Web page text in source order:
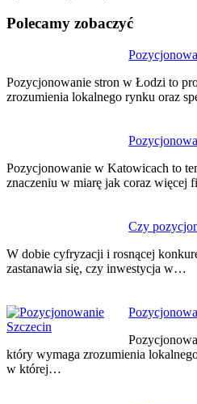
Polecamy zobaczyć
Pozycjonowanie stron w Łodzi to
zrozumienia lokalnego rynku oraz
Pozycjonowanie w Katowicach to
znaczeniu w miarę jak coraz więcej
Czy
W dobie cyfryzacji i rosnącej
zastanawia się, czy inwestycja w…
który wymaga zrozumienia
w której…
wpisu